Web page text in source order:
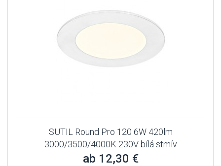
SUTIL Round Pro 120 6W 420lm
3000/3500/4000K 230V bílá stmív
ab 12,30 €